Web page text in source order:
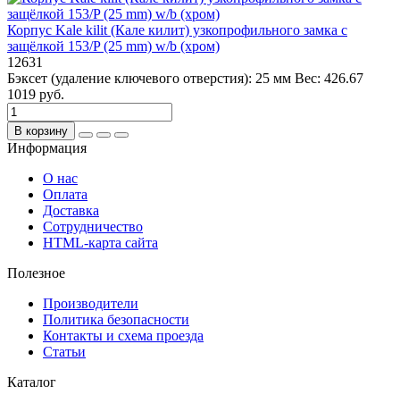
Корпус Kale kilit (Кале килит) узкопрофильного замка с
защёлкой 153/P (25 mm) w/b (хром)
12631
Бэксет (удаление ключевого отверстия): 25 мм Вес: 426.67
1019 руб.
В корзину
Информация
О нас
Оплата
Доставка
Сотрудничество
HTML-карта сайта
Полезное
Производители
Политика безопасности
Контакты и схема проезда
Статьи
Каталог